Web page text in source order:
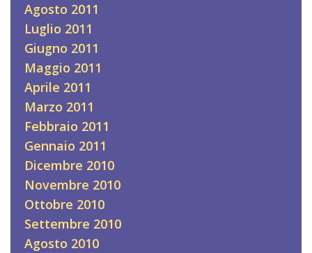
Agosto 2011
Luglio 2011
Giugno 2011
Maggio 2011
Aprile 2011
Marzo 2011
Febbraio 2011
Gennaio 2011
Dicembre 2010
Novembre 2010
Ottobre 2010
Settembre 2010
Agosto 2010